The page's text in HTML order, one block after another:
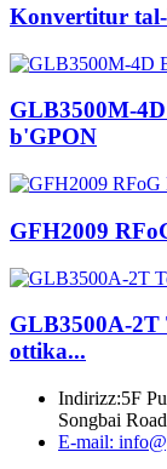
Konvertitur
GLB3500M-
b'GPON
GFH2009
GLB3500A-
ottika...
Indirizz:5F
Songbai
E-mail: